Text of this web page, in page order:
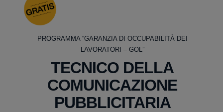
PROGRAMMA “GARANZIA DI OCCUPABILITÀ DEI
LAVORATORI – GOL”
TECNICO DELLA
COMUNICAZIONE
PUBBLICITARIA